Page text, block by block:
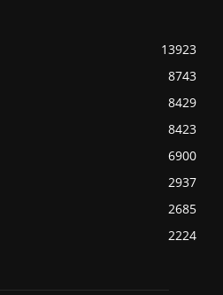
13923
8743
8429
8423
6900
2937
2685
2224